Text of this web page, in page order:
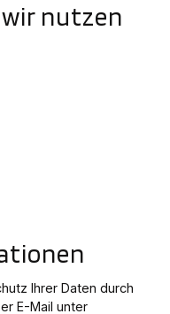
wir nutzen
Ihrer Daten durch
E-Mail unter